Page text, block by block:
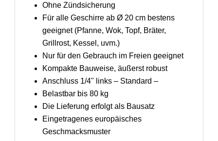
Ohne Zündsicherung
Für alle Geschirre ab Ø 20 cm bestens
geeignet (Pfanne, Wok, Topf, Bräter,
Grillrost, Kessel, uvm.)
Nur für den Gebrauch im Freien geeignet
Kompakte Bauweise, äußerst robust
Anschluss 1/4" links – Standard –
Belastbar bis 80 kg
Die Lieferung erfolgt als Bausatz
Eingetragenes europäisches
Geschmacksmuster